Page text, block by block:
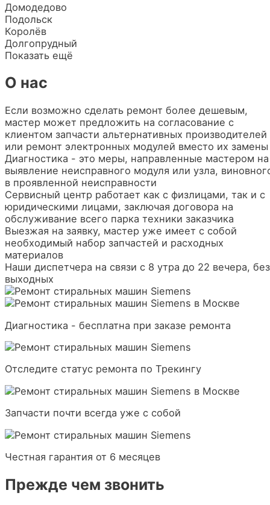
Домодедово
Подольск
Королёв
Долгопрудный
Показать ещё
О нас
Если возможно сделать ремонт более дешевым,
мастер может предложить на согласование с
клиентом запчасти альтернативных производителей
или ремонт электронных модулей вместо их замены
Диагностика - это меры, направленные мастером на
выявление неисправного модуля или узла,
в проявленной неисправности
Сервисный центр работает как с физлицами, так и с
юридическими лицами, заключая договора на
обслуживание всего парка техники заказчика
Выезжая на заявку, мастер уже имеет с собой
необходимый набор запчастей и расходных
материалов
Наши диспетчера на связи с 8 утра до 22 вечера, без
выходных
Диагностика - бесплатна при заказе ремонта
Отследите статус ремонта по Трекингу
Запчасти почти всегда уже с собой
Честная гарантия от 6 месяцев
Прежде чем звонить